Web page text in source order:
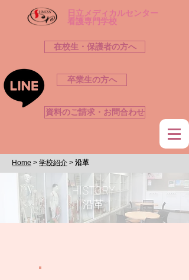
​日立メディカルセンター
看護専門学校
在校生・保護者の方へ
卒業生の方へ
資料のご請求・お問合わせ
Home > 学校紹介 > 沿革
HISTORY
｜沿革｜